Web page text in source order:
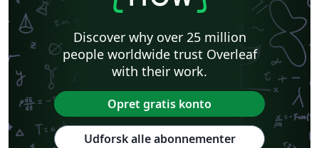
Discover why over 25 million
people worldwide trust Overleaf
with their work.
Opret gratis konto
Udforsk alle abonnementer